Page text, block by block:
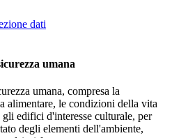
dati
umana
umana, compresa la
alimentare, le condizioni della vita
edifici d'interesse culturale, per
degli elementi dell'ambiente,